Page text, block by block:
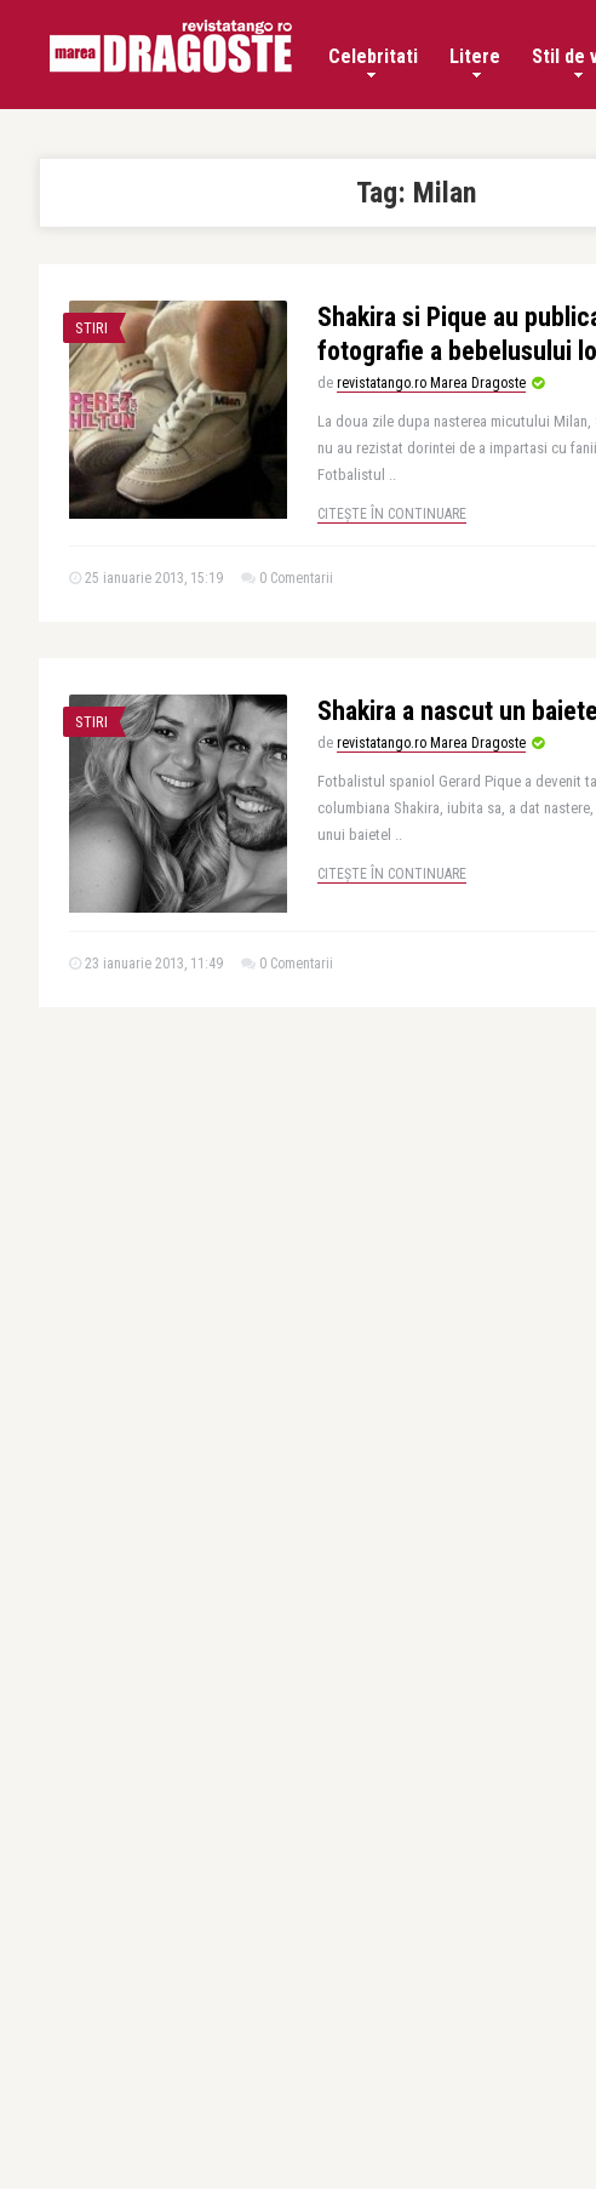
Celebritati Litere Stil de
Tag: Milan
STIRI
Shakira si Pique au
fotografie a bebelusului
de revistatango.ro Marea Dragoste
La doua zile dupa nasterea micutului Milan,
nu au rezistat dorintei de a impartasi cu
Fotbalistul ..
CITEȘTE ÎN CONTINUARE
25 ianuarie 2013, 15:19 0 Comentarii
STIRI Shakira a nascut un baietel
de revistatango.ro Marea Dragoste
Fotbalistul spaniol Gerard Pique a devenit
columbiana Shakira, iubita sa, a dat
unui baietel ..
CITEȘTE ÎN CONTINUARE
23 ianuarie 2013, 11:49 0 Comentarii